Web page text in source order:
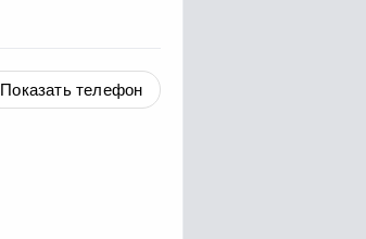
Показать телефон